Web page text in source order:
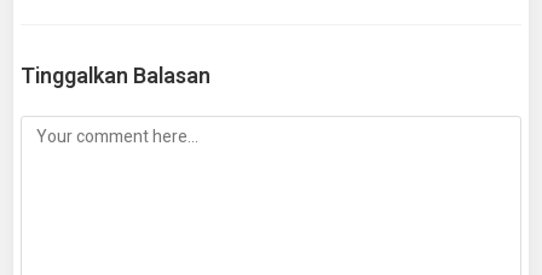
Tinggalkan Balasan